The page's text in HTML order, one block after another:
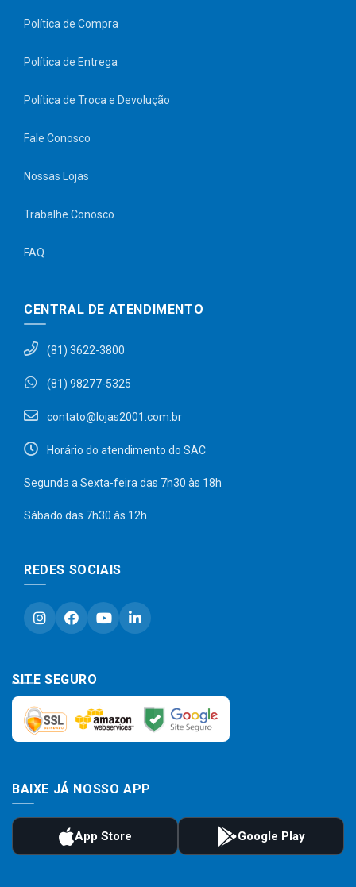
Política de Compra
Política de Entrega
Política de Troca e Devolução
Fale Conosco
Nossas Lojas
Trabalhe Conosco
FAQ
CENTRAL DE ATENDIMENTO
(81) 3622-3800
(81) 98277-5325
contato@lojas2001.com.br
Horário do atendimento do SAC
Segunda a Sexta-feira das 7h30 às 18h
Sábado das 7h30 às 12h
REDES SOCIAIS
SITE SEGURO
BAIXE JÁ NOSSO APP